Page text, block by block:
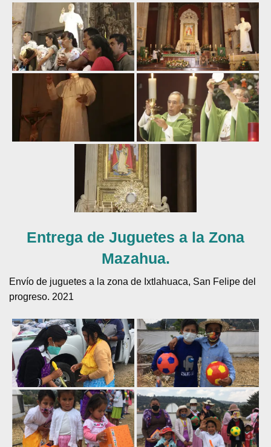
Entrega de Juguetes a la Zona
Mazahua.
Envío de juguetes a la zona de Ixtlahuaca, San Felipe del
progreso. 2021